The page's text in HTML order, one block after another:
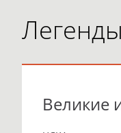
Великие